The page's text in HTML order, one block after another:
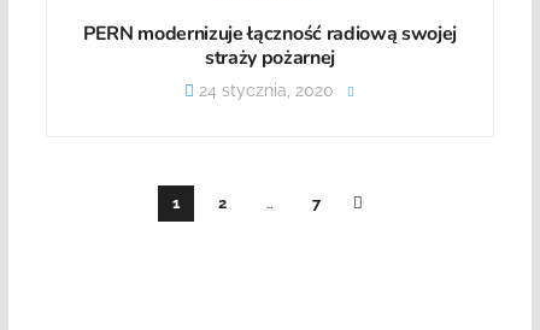
PERN modernizuje łączność radiową swojej
straży pożarnej
24 stycznia, 2020
1 2 … 7